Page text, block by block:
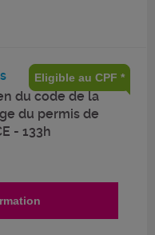
du code de la
du permis de
- 133h
Eligible au CPF *